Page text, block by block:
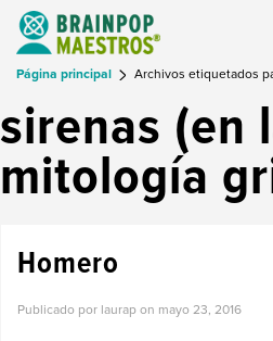
Página principal Archivos etiquetados
sirenas (en
mitología
Homero
Publicado por laurap on mayo 23, 2016